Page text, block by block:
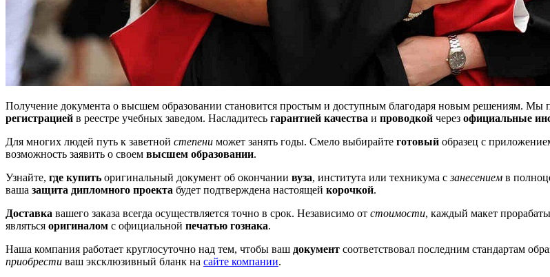
Получение документа о высшем образовании становится простым и доступным благодаря новым решениям. Мы
регистрацией в реестре учебных заведом. Насладитесь гарантией качества и проводкой через официальные
Для многих людей путь к заветной степени может занять годы. Смело выбирайте готовый образец с
возможность заявить о своем высшем образовании.
Узнайте, где купить оригинальный документ об окончании вуза, института или техникума сзанесением в
ваша защита дипломного проекта будет подтверждена настоящей корочкой.
Доставка вашего заказа всегда осуществляется точно в срок. Независимо от стоимости, каждый макет
являться оригиналом с официальной печатью гознака.
Наша компания работает круглосуточно над тем, чтобы ваш документ соответствовал последним стандартам
приобрести ваш эксклюзивный бланк на сайте компании.